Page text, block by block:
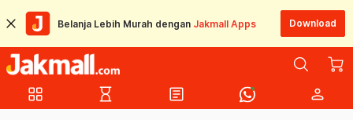
Belanja Lebih Murah dengan Jakmall Apps Download
grid_view hourglass_empty article person